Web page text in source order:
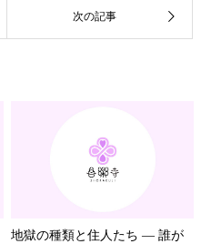
地獄の種類と住人たち ― 誰が